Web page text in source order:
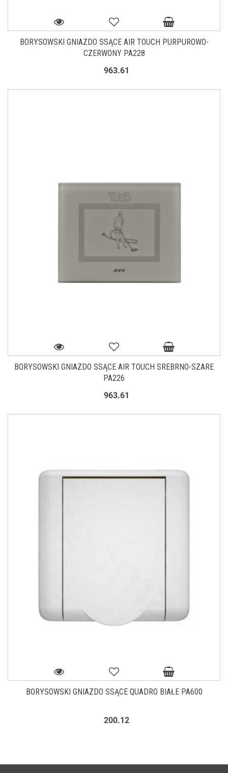
BORYSOWSKI GNIAZDO SSĄCE AIR TOUCH PURPUROWO-
CZERWONY PA228
963.61
BORYSOWSKI GNIAZDO SSĄCE AIR TOUCH SREBRNO-SZARE
PA226
963.61
BORYSOWSKI GNIAZDO SSĄCE QUADRO BIAŁE PA600
200.12